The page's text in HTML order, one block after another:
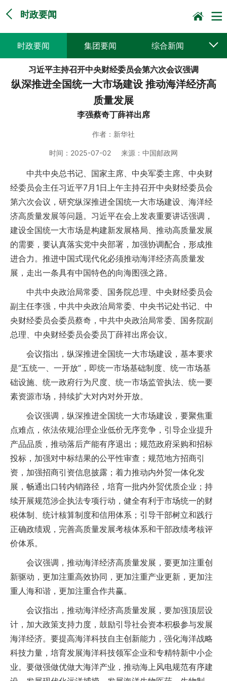
时政要闻
时政要闻 集团要闻 综合新闻
媒体聚焦 党建动态 普遍服务
企业文化
习近平主持召开中央财经委员会第六次会议强调
纵深推进全国统一大市场建设 推动海洋经济高
质量发展
李强蔡奇丁薛祥出席
作者： 新华社
时间： 2025-07-02 来源： 中国邮政网
中共中央总书记、国家主席、中央军委主席、中央财
经委员会主任习近平7月1日上午主持召开中央财经委员会
第六次会议，研究纵深推进全国统一大市场建设、海洋经
济高质量发展等问题。习近平在会上发表重要讲话强调，
建设全国统一大市场是构建新发展格局、推动高质量发展
的需要，要认真落实党中央部署，加强协调配合，形成推
进合力。推进中国式现代化必须推动海洋经济高质量发
展，走出一条具有中国特色的向海图强之路。
中共中央政治局常委、国务院总理、中央财经委员会
副主任李强，中共中央政治局常委、中央书记处书记、中
央财经委员会委员蔡奇，中共中央政治局常委、国务院副
总理、中央财经委员会委员丁薛祥出席会议。
会议指出，纵深推进全国统一大市场建设，基本要求
是“五统一、一开放”，即统一市场基础制度、统一市场基
础设施、统一政府行为尺度、统一市场监管执法、统一要
素资源市场，持续扩大对内对外开放。
会议强调，纵深推进全国统一大市场建设，要聚焦重
点难点，依法依规治理企业低价无序竞争，引导企业提升
产品品质，推动落后产能有序退出；规范政府采购和招标
投标，加强对中标结果的公平性审查；规范地方招商引
资，加强招商引资信息披露；着力推动内外贸一体化发
展，畅通出口转内销路径，培育一批内外贸优质企业；持
续开展规范涉企执法专项行动，健全有利于市场统一的财
税体制、统计核算制度和信用体系；引导干部树立和践行
正确政绩观，完善高质量发展考核体系和干部政绩考核评
价体系。
会议强调，推动海洋经济高质量发展，要更加注重创
新驱动，更加注重高效协同，更加注重产业更新，更加注
重人海和谐，更加注重合作共赢。
会议指出，推动海洋经济高质量发展，要加强顶层设
计，加大政策支持力度，鼓励引导社会资本积极参与发展
海洋经济。要提高海洋科技自主创新能力，强化海洋战略
科技力量，培育发展海洋科技领军企业和专精特新中小企
业。要做强做优做大海洋产业，推动海上风电规范有序建